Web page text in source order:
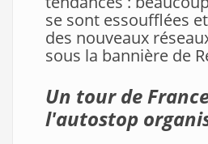
se sont essoufflées
des nouveaux
sous la bannière de
Un tour de
l'autostop